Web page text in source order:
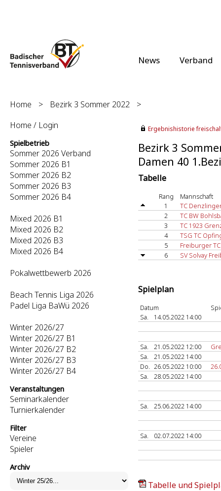
News Verband
Home > Bezirk 3 Sommer 2022
>
Home / Login
Spielbetrieb
Sommer 2026 Verband
Sommer 2026 B1
Sommer 2026 B2
Sommer 2026 B3
Sommer 2026 B4
Mixed 2026 B1
Mixed 2026 B2
Mixed 2026 B3
Mixed 2026 B4
Pokalwettbewerb 2026
Beach Tennis Liga 2026
Padel Liga BaWü 2026
Winter 2026/27
Winter 2026/27 B1
Winter 2026/27 B2
Winter 2026/27 B3
Winter 2026/27 B4
Veranstaltungen
Seminarkalender
Turnierkalender
Filter
Vereine
Spieler
Archiv
Ergebnishistorie
Bezirk 3
Damen 40
Tabelle
Rang
Mannschaft
1
TC
2
TC BW
3
TC 1923
4
TSG TC
5
Freiburger
6
SV Solvay
Spielplan
Datum
Sa.
14.05.2022 14:00
Sa. 21.05.2022 12:00
Sa.
21.05.2022 14:00
Do. 26.05.2022 10:00
Sa.
28.05.2022 14:00
Sa. 25.06.2022 14:00
Sa. 02.07.2022 14:00
Tabelle und